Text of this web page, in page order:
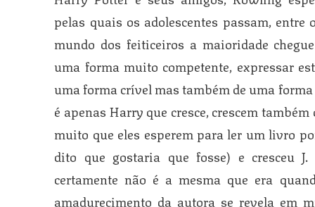
pelas quais os adolescentes passam,
mundo dos feiticeiros a maioridade
uma forma muito competente, expressar
uma forma crível mas também de uma
é apenas Harry que cresce, crescem
muito que eles esperem para ler um livro
dito que gostaria que fosse) e cresceu
certamente não é a mesma que era
amadurecimento da autora se revela em